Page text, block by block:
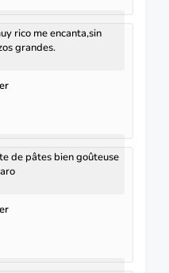
rico me encanta,sin
grandes.
de pâtes bien goûteuse